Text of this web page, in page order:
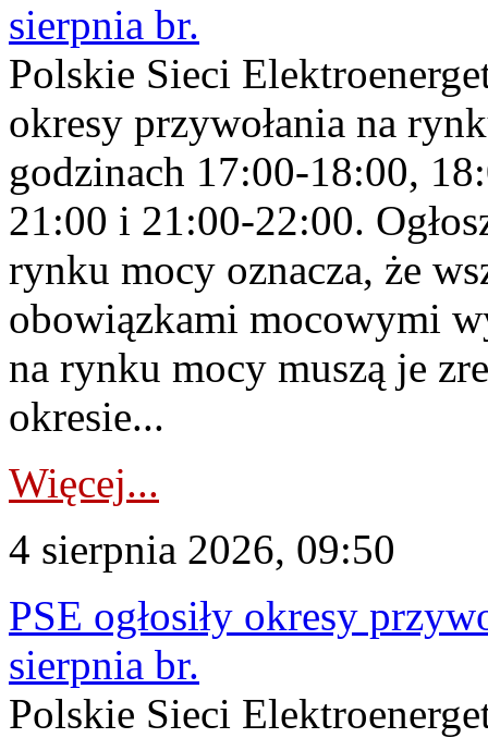
sierpnia br.
Polskie Sieci
okresy przywołania na
godzinach 17:00-18:00,
21:00 i 21:00-22:00.
rynku mocy oznacza, że
obowiązkami mocowymi
na rynku mocy muszą je
okresie...
Więcej...
4 sierpnia 2026, 09:50
PSE ogłosiły okresy
sierpnia br.
Polskie Sieci